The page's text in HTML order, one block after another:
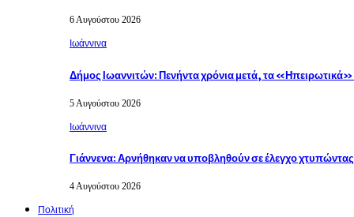
6 Αυγούστου 2026
Ιωάννινα
Δήμος Ιωαννιτών: Πενήντα χρόνια μετά, τα
5 Αυγούστου 2026
Ιωάννινα
Γιάννενα: Αρνήθηκαν να υποβληθούν σε έλεγχο
4 Αυγούστου 2026
Πολιτική